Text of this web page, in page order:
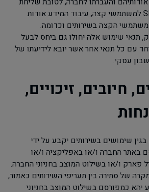
למשתמשי קצה, עיבוד המידע אודות
הקצה בשירותים וכדומה.
תנאי שימוש אלה יחולו גם ביחס לבעל
עם כל תנאי אחר אשר יובא לידיעתו של
עסקי.
חיובים, זיכויים,
שימושים בשירותים יקבע על ידי
באתר החברה ו/או באפליקציה ו/או
ו/או בשילוט המוצב בחניוני החברה.
של סתירה בין תעריפי השירותים כאמור,
יהא כמפורסם בשילוט המוצב בחניוני